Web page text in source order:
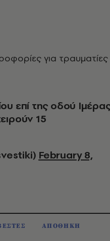
για τραυματίες
15
February 8,
ΑΠΟΘΗΚΗ